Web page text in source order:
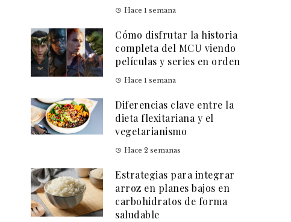
Hace 1 semana
Cómo disfrutar la historia
completa del MCU viendo
películas y series en orden
Hace 1 semana
Diferencias clave entre la
dieta flexitariana y el
vegetarianismo
Hace 2 semanas
Estrategias para integrar
arroz en planes bajos en
carbohidratos de forma
saludable